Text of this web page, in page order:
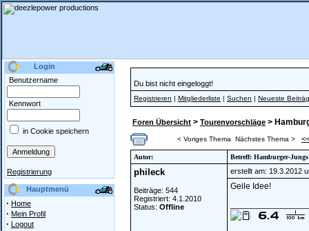
Login
Benutzername
Kennwort
in Cookie speichern
Registrierung
Hauptmenü
· Home
· Mein Profil
· Logout
Du bist nicht eingeloggt!
Registrieren | Mitgliederliste | Suchen | Neueste
Foren Übersicht > Tourenvorschläge >
< Voriges Thema Nächstes Thema > <<
Autor: Betreff: Hamburger-
phileck
Beiträge: 544
Registriert: 4.1.2010
Status: Offline
erstellt am: 19.3.2012
Geile Idee!